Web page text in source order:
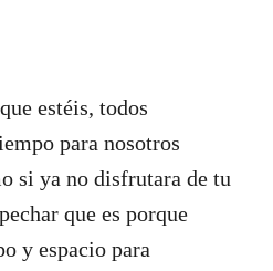
estéis, todos
para nosotros
si ya no disfrutara de tu
que es porque
y espacio para